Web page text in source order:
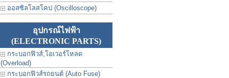
ออสซิลโลสโคป (Oscilloscope)
อุปกรณ์ไฟฟ้า
(ELECTRONIC PARTS)
กระบอกฟิวส์,โอเวอร์โหลด
(Overload)
กระบอกฟิวส์รถยนต์ (Auto Fuse)